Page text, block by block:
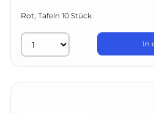
Rot, Tafeln 10 Stück
In